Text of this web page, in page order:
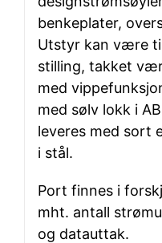
benkeplater,
Utstyr kan være
stilling, takket
med
med sølv lokk i
leveres med sort
i stål.
Port finnes i
mht. antall
og datauttak.